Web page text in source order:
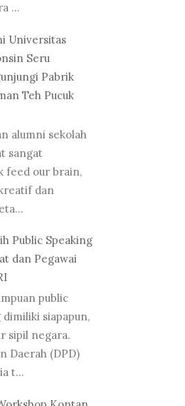
...
Universitas
Seru
Pabrik
Teh Pucuk
alumni sekolah
sangat
feed our brain,
dan
Public Speaking
dan Pegawai
public
siapapun,
sipil negara.
Daerah (DPD)
t...